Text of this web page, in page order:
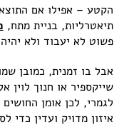
הקטע – אפילו אם
תיאטרליות, בניית מתח,
פשוט לא יעבוד ולא
אבל בו זמנית, כמובן
שייקספיר או חנוך לוין
לגמרי, לכן אומן
איזון מדויק ועדין כדי